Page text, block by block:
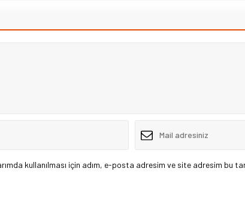
kullanılması için adım, e-posta adresim ve site adresim bu